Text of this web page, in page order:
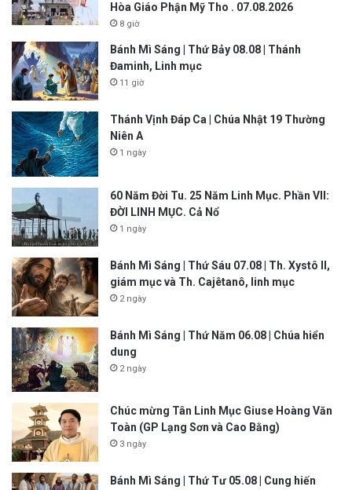
Hòa Giáo Phận Mỹ Tho . 07.08.2026
8 giờ
Bánh Mì Sáng | Thứ Bảy 08.08 | Thánh
Đaminh, Linh mục
11 giờ
Thánh Vịnh Đáp Ca | Chúa Nhật 19 Thường
Niên A
1 ngày
60 Năm Đời Tu. 25 Năm Linh Mục. Phần VII:
ĐỜI LINH MỤC. Cả Nổ
1 ngày
Bánh Mì Sáng | Thứ Sáu 07.08 | Th. Xystô II,
giám mục và Th. Cajêtanô, linh mục
2 ngày
Bánh Mì Sáng | Thứ Năm 06.08 | Chúa hiển
dung
2 ngày
Chúc mừng Tân Linh Mục Giuse Hoàng Văn
Toàn (GP Lạng Sơn và Cao Bằng)
3 ngày
Bánh Mì Sáng | Thứ Tư 05.08 | Cung hiến